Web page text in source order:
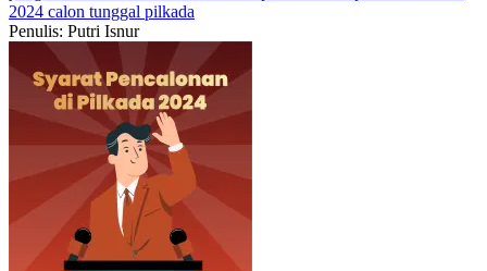
2024 calon tunggal pilkada
Penulis: Putri Isnur